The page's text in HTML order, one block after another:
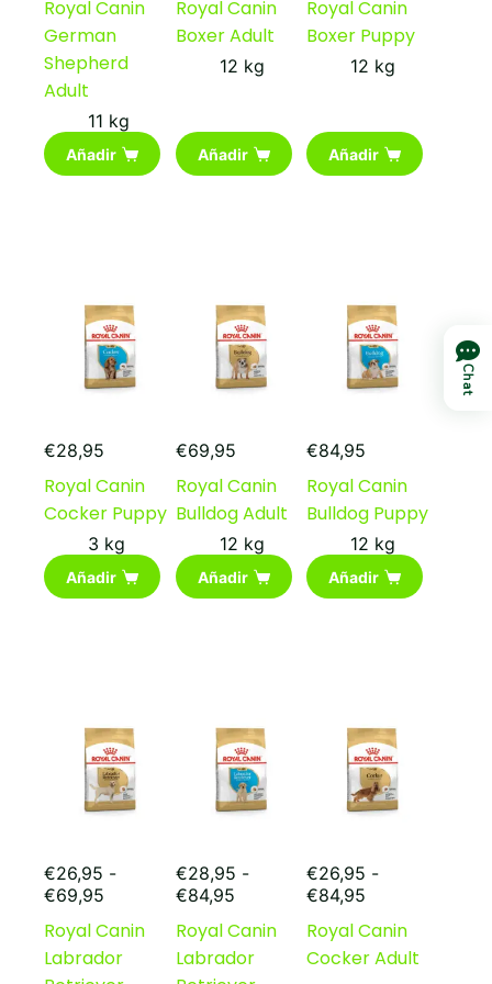
Royal Canin
German
Shepherd
Adult
11 kg
Añadir
Royal Canin
Boxer Adult
12 kg
Añadir
Royal Canin
Boxer Puppy
12 kg
Añadir
€28,95
Royal Canin
Cocker Puppy
3 kg
Añadir
€69,95
Royal Canin
Bulldog Adult
12 kg
Añadir
€84,95
Royal Canin
Bulldog Puppy
12 kg
Añadir
€26,95 -
€69,95
precios:
desde
Royal Canin
Labrador
€28,95 -
€84,95Rango
precios:
desde
Royal Canin
Labrador
€26,95 -
€84,95
precios:
desde
Royal Canin
Cocker Adult
Chat